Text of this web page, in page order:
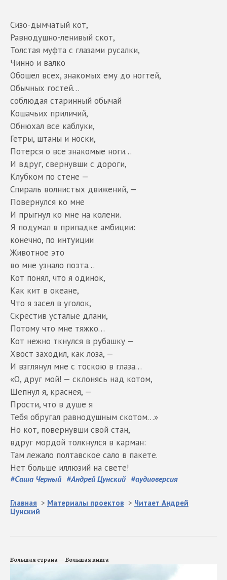
Сизо-дымчатый кот,
Равнодушно-ленивый скот,
Толстая муфта с глазами русалки,
Чинно и валко
Обошел всех, знакомых ему до ногтей,
Обычных гостей…
соблюдая старинный обычай
Кошачьих приличий,
Обнюхал все каблуки,
Гетры, штаны и носки,
Потерся о все знакомые ноги…
И вдруг, свернувши с дороги,
Клубком по стене —
Спираль волнистых движений, —
Повернулся ко мне
И прыгнул ко мне на колени.
Я подумал в припадке амбиции:
конечно, по интуиции
Животное это
во мне узнало поэта…
Кот понял, что я одинок,
Как кит в океане,
Что я засел в уголок,
Скрестив усталые длани,
Потому что мне тяжко…
Кот нежно ткнулся в рубашку —
Хвост заходил, как лоза, —
И взглянул мне с тоскою в глаза…
«О, друг мой! — склонясь над котом,
Шепнул я, краснея, —
Прости, что в душе я
Тебя обругал равнодушным скотом…»
Hо кот, повернувши свой стан,
вдруг мордой толкнулся в карман:
Там лежало полтавское сало в пакете.
Hет больше иллюзий на свете!
#Саша Черный #Андрей Цунский #аудиоверсия
Главная > Материалы проектов > Читает Андрей
Цунский
Большая страна — Большая книга